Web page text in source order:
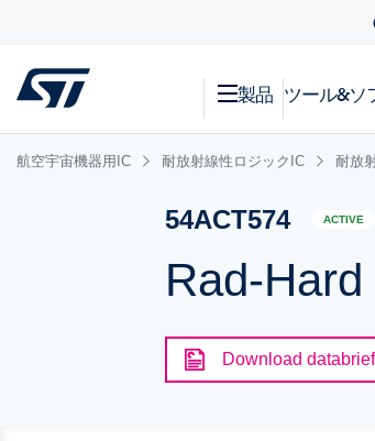
製品 ツール&ソ
航空宇宙機器用IC 耐放射線性ロジックIC 耐放
54ACT574 ACTIVE
Rad-
Download databrief